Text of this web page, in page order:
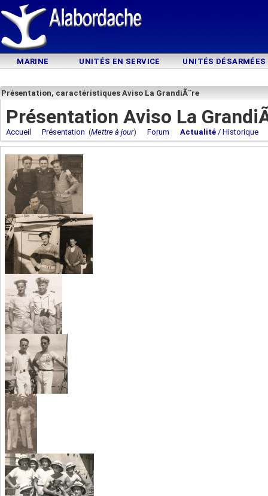
MARINE UNITÉS EN SERVICE UNITÉS DÉSARMÉES
Présentation, caractéristiques Aviso La GrandiÃ¨re
Présentation Aviso La
Accueil Présentation (Mettre à jour) Forum Actualité / Historique